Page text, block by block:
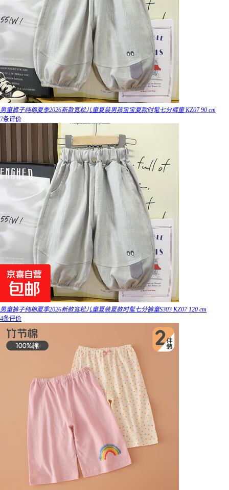
男童裤子纯棉夏季2026新款宽松儿童夏装男孩宝宝夏款时髦七分裤童 KZ07 90 cm
7条评价
男童裤子纯棉夏季2026新款宽松儿童夏装夏款时髦七分裤童S303 KZ07 120 cm
4条评价